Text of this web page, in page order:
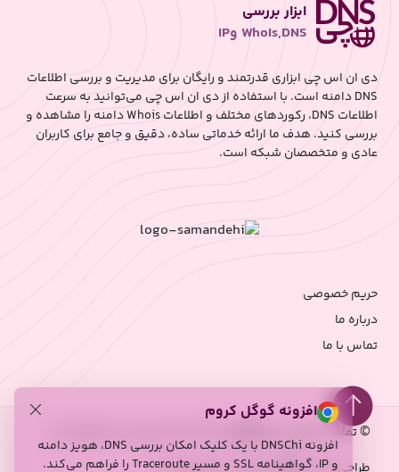
ابزار بررسی
WhoIs,DNS وIP
دی ان اس چی ابزاری قدرتمند و رایگان برای مدیریت و بررسی اطلاعات
DNS دامنه است. با استفاده از دی ان اس چی می‌توانید به سرعت
اطلاعات DNS، رکوردهای مختلف و اطلاعات Whois دامنه را مشاهده و
بررسی کنید. هدف ما ارائه خدماتی ساده، دقیق و جامع برای کاربران
عادی و متخصصان شبکه است.
حریم خصوصی
درباره ما
تماس با ما
©تمامی حقوق برای
افزونه گوگل کروم
افزونه DNSChi با یک کلیک امکان بررسی DNS، هویز دامنه
و IP، گواهینامه SSL و مسیر Traceroute را فراهم می‌کند.